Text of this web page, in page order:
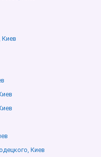
Киев
Киев